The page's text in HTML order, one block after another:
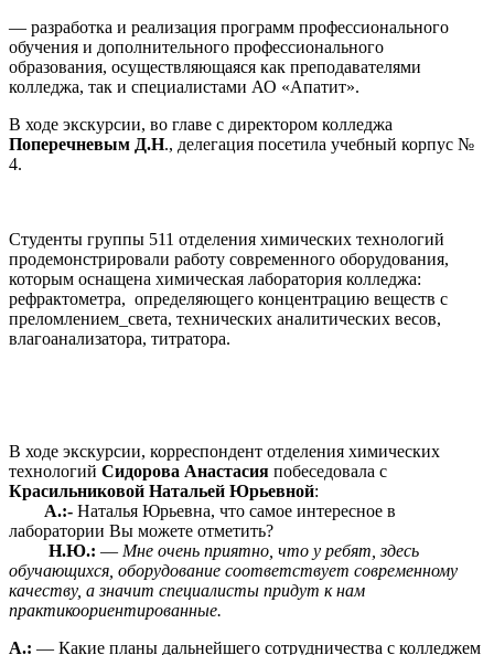
— разработка и реализация программ профессионального
обучения и дополнительного профессионального
образования, осуществляющаяся как преподавателями
колледжа, так и специалистами АО «Апатит».
В ходе экскурсии, во главе с директором колледжа
Поперечневым Д.Н., делегация посетила учебный корпус №
4.
Студенты группы 511 отделения химических технологий
продемонстрировали работу современного оборудования,
которым оснащена химическая лаборатория колледжа:
рефрактометра, определяющего концентрацию веществ с
преломлением_света, технических аналитических весов,
влагоанализатора, титратора.
В ходе экскурсии, корреспондент отделения химических
технологий Сидорова Анастасия побеседовала с
Красильниковой Натальей Юрьевной:
А.:- Наталья Юрьевна, что самое интересное в
лаборатории Вы можете отметить?
Н.Ю.: — Мне очень приятно, что у ребят, здесь
обучающихся, оборудование соответствует современному
качеству, а значит специалисты придут к нам
практикоориентированные.
А.: — Какие планы дальнейшего сотрудничества с колледжем